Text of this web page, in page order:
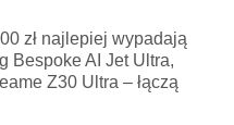
zł najlepiej wypadają
Bespoke AI Jet Ultra,
Z30 Ultra – łączą